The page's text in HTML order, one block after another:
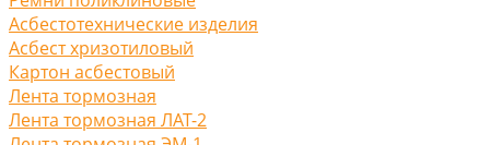
Асбестотехнические изделия
Асбест хризотиловый
Картон асбестовый
Лента тормозная
Лента тормозная ЛАТ-2